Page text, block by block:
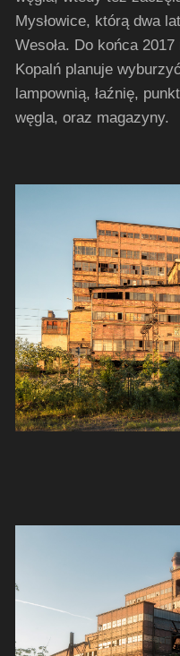
Mysłowice, którą dwa
Wesoła. Do końca
Kopalń planuje
lampownią, łaźnię,
węgla, oraz magazyny.